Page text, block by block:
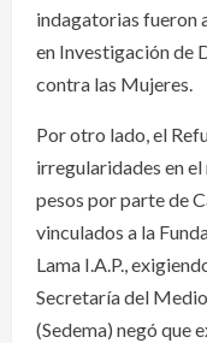
indagatorias fueron
en Investigación de
contra las Mujeres.
Por otro lado, el
irregularidades en
pesos por parte de
vinculados a la
Lama I.A.P.,
Secretaría del
(Sedema) negó que